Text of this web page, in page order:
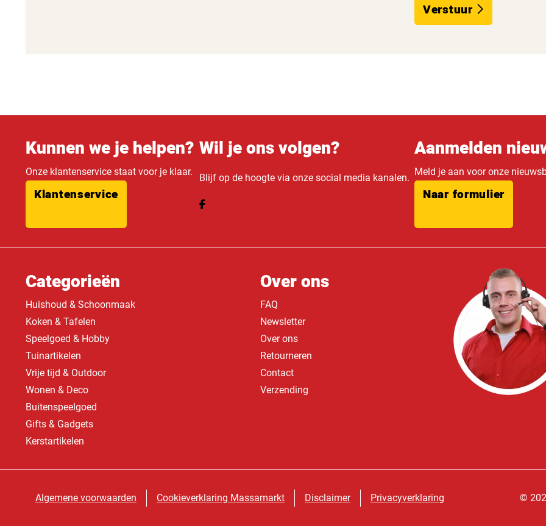
Verstuur
Kunnen we je helpen?
Onze klantenservice staat voor je klaar.
Klantenservice
Wil je ons volgen?
Blijf op de hoogte via onze social media kanalen.
Aanmelden
Meld je aan voor onze
Naar formulier
Categorieën
Huishoud & Schoonmaak
Koken & Tafelen
Speelgoed & Hobby
Tuinartikelen
Vrije tijd & Outdoor
Wonen & Deco
Buitenspeelgoed
Gifts & Gadgets
Kerstartikelen
Over ons
FAQ
Newsletter
Over ons
Retourneren
Contact
Verzending
Algemene voorwaarden Cookieverklaring Massamarkt Disclaimer Privacyverklaring ©